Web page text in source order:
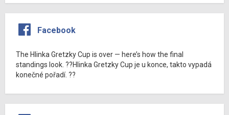
Facebook
The Hlinka Gretzky Cup is over — here’s how the final
standings look. ??Hlinka Gretzky Cup je u konce, takto vypadá
konečné pořadí. ??